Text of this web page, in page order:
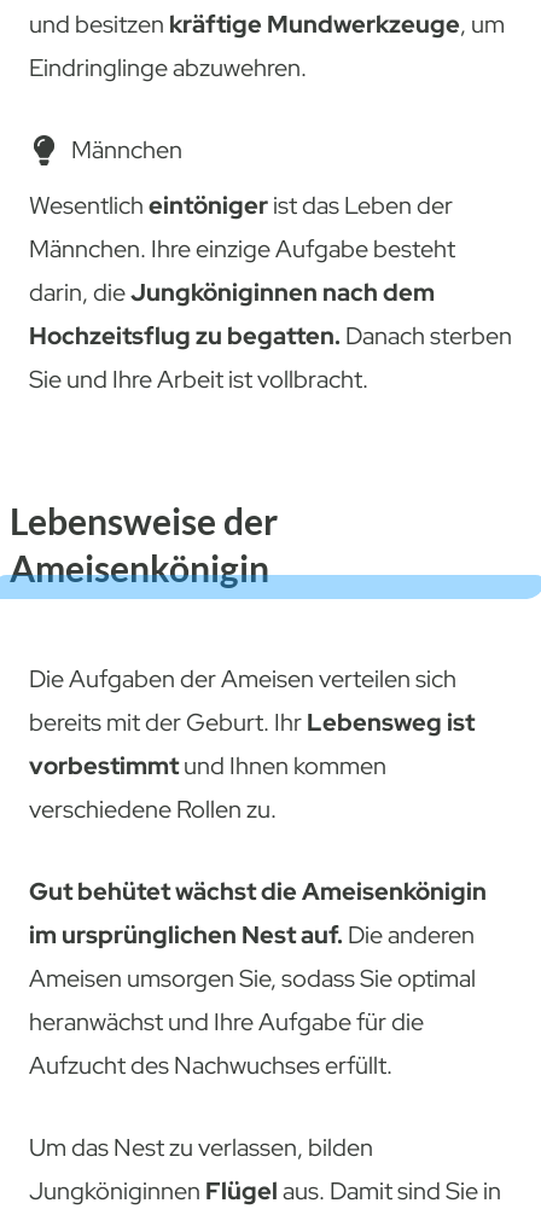
und besitzen kräftige Mundwerkzeuge, um
Eindringlinge abzuwehren.
Männchen
Wesentlicheintönigerist das Leben der
Männchen. Ihre einzige Aufgabe besteht
darin, dieJungköniginnen nach dem
Hochzeitsflug zu begatten. Danach sterben
Sie und Ihre Arbeit ist vollbracht.
Lebensweise der
Ameisenkönigin
Die Aufgaben der Ameisen verteilen sich
bereits mit der Geburt. IhrLebensweg ist
vorbestimmtund Ihnen kommen
verschiedene Rollen zu.
Gut behütet wächst die Ameisenkönigin
im ursprünglichen Nest auf. Die anderen
Ameisen umsorgen Sie, sodass Sie optimal
heranwächst und Ihre Aufgabe für die
Aufzucht des Nachwuchses erfüllt.
Um das Nest zu verlassen, bilden
Jungköniginnen Flügelaus. Damit sind Sie in